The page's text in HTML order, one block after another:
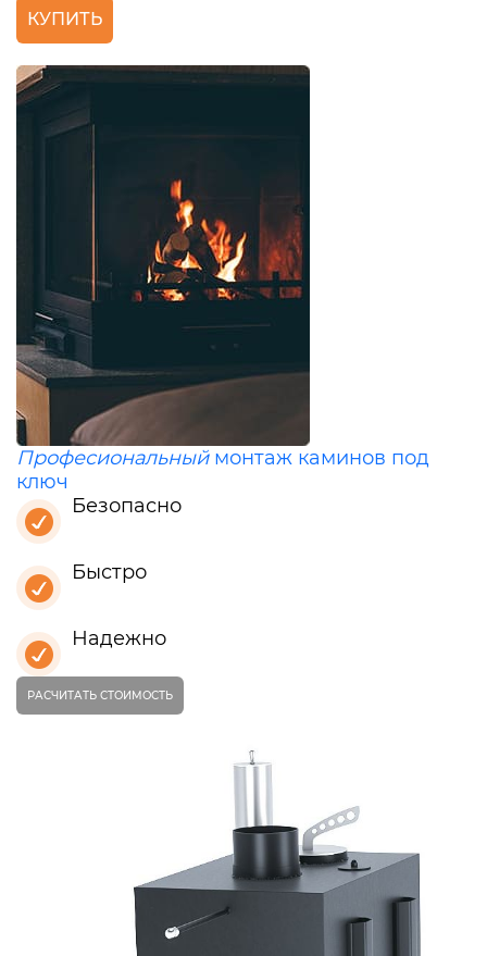
КУПИТЬ
Професиональныймонтаж каминов под
ключ
Безопасно
Быстро
Надежно
РАСЧИТАТЬ СТОИМОСТЬ